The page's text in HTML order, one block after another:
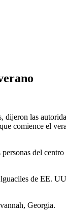
las
comience el
del
de EE.
Georgia.